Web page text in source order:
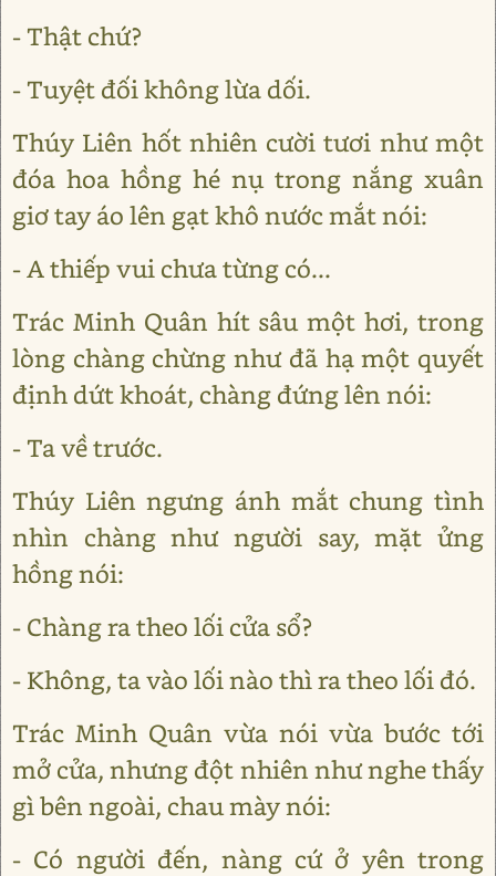
- Thật chứ?
- Tuyệt đối không lừa dối.
Thúy Liên hốt nhiên cười tươi như một
đóa hoa hồng hé nụ trong nắng xuân
giơ tay áo lên gạt khô nước mắt nói:
- A thiếp vui chưa từng có...
Trác Minh Quân hít sâu một hơi, trong
lòng chàng chừng như đã hạ một quyết
định dứt khoát, chàng đứng lên nói:
- Ta về trước.
Thúy Liên ngưng ánh mắt chung tình
nhìn chàng như người say, mặt ửng
hồng nói:
- Chàng ra theo lối cửa sổ?
- Không, ta vào lối nào thì ra theo lối đó.
Trác Minh Quân vừa nói vừa bước tới
mở cửa, nhưng đột nhiên như nghe thấy
gì bên ngoài, chau mày nói:
- Có người đến, nàng cứ ở yên trong